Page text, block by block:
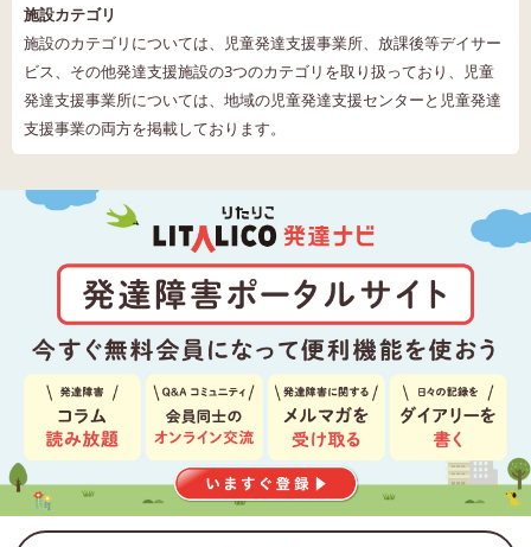
施設カテゴリ
施設のカテゴリについては、児童発達支援事業所、放課後等デイサー
ビス、その他発達支援施設の3つのカテゴリを取り扱っており、児童
発達支援事業所については、地域の児童発達支援センターと児童発達
支援事業の両方を掲載しております。